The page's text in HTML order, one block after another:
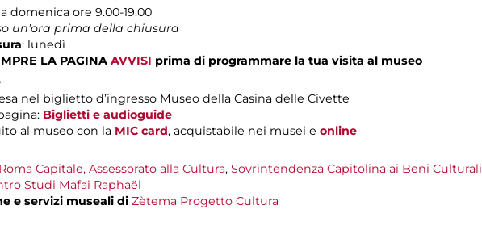
domenica ore 9.00-19.00
un'ora prima della chiusura
: lunedì
LA PAGINA AVVISI prima di programmare la tua visita al museo
nel biglietto d’ingresso Museo della Casina delle Civette
Biglietti e audioguide
al museo con la MIC card, acquistabile nei musei e online
Roma Capitale, Assessorato alla Cultura, Sovrintendenza Capitolina ai Beni Culturali
Studi Mafai Raphaël
e servizi museali di Zètema Progetto Cultura